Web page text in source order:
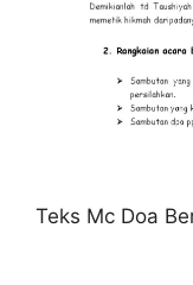
Teks Mc Doa